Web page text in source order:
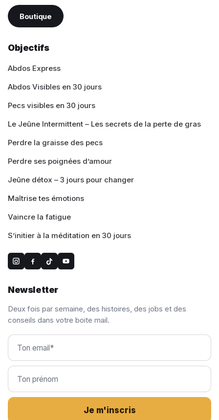
Boutique
Objectifs
Abdos Express
Abdos Visibles en 30 jours
Pecs visibles en 30 jours
Le Jeûne Intermittent – Les secrets de la perte de gras
Perdre la graisse des pecs
Perdre ses poignées d’amour
Jeûne détox – 3 jours pour changer
Maîtrise tes émotions
Vaincre la fatigue
S’initier à la méditation en 30 jours
Newsletter
Deux fois par semaine, des histoires, des jobs et des
conseils dans votre boite mail.
Je m'inscris